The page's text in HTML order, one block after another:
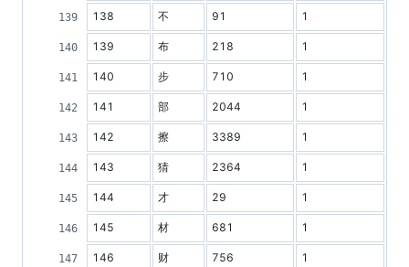
138 不 91 1
139 布 218 1
140 步 710 1
141 部 2044 1
142 擦 3389 1
143 猜 2364 1
144 才 29 1
145 材 681 1
146 财 756 1